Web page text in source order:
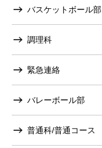
バスケットボール部
調理科
緊急連絡
バレーボール部
普通科/普通コース